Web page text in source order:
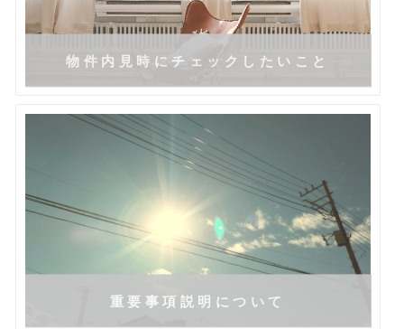
物件内見時にチェックしたいこと
重要事項説明について